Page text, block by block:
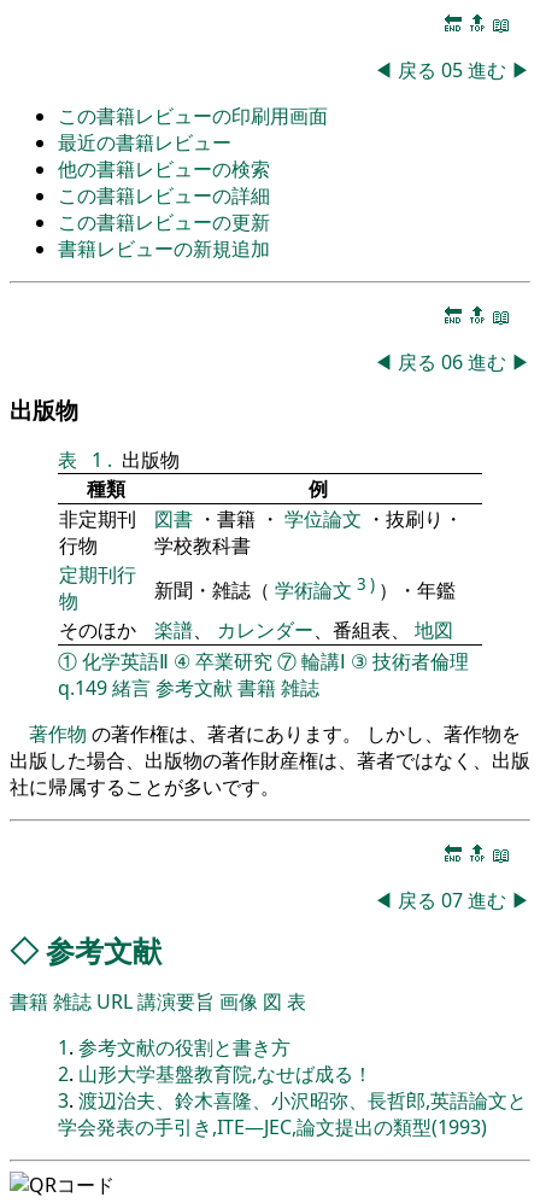
🔚 🔝 📖
◀ 戻る 05進む ▶
この書籍レビューの印刷用画面
最近の書籍レビュー
他の書籍レビューの検索
この書籍レビューの詳細
この書籍レビューの更新
書籍レビューの新規追加
🔚 🔝 📖
◀ 戻る 06進む ▶
出版物
表 1 . 出版物
種類
例
非定期刊
行物
図書 ・書籍 ・ 学位論文 ・抜刷り・
学校教科書
定期刊行
物
新聞・雑誌（ 学術論文 3 ) ）・年鑑
そのほか
楽譜、 カレンダー、番組表、 地図
①化学英語Ⅱ ④卒業研究⑦輪講Ⅰ ③技術者倫理
q.149緒言参考文献書籍雑誌
著作物 の著作権は、著者にあります。 しかし、著作物を
出版した場合、出版物の著作財産権は、著者ではなく、出版
社に帰属することが多いです。
🔚 🔝 📖
◀ 戻る 07進む ▶
◇参考文献
書籍雑誌 URL講演要旨 画像 図 表
1. 参考文献の役割と書き方
2. 山形大学基盤教育院,なせば成る！
3. 渡辺治夫、鈴木喜隆、小沢昭弥、長哲郎,英語論文と
学会発表の手引き,ITE―JEC,論文提出の類型(1993)